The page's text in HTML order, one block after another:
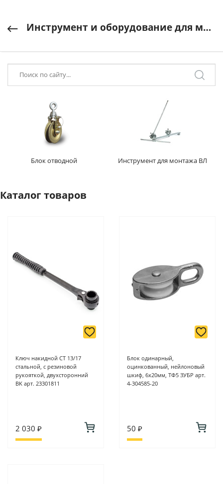
Инструмент и оборудование для монтажа ВЛ
Блок отводной Инструмент для монтажа ВЛ
Каталог товаров
Ключ накидной СТ 13/17
стальной, с резиновой
рукояткой, двухсторонний
BK арт. 23301811
2 030 ₽
Блок одинарный,
оцинкованный, нейлоновый
шкиф, 6х20мм, ТФ5 ЗУБР арт.
4-304585-20
50 ₽